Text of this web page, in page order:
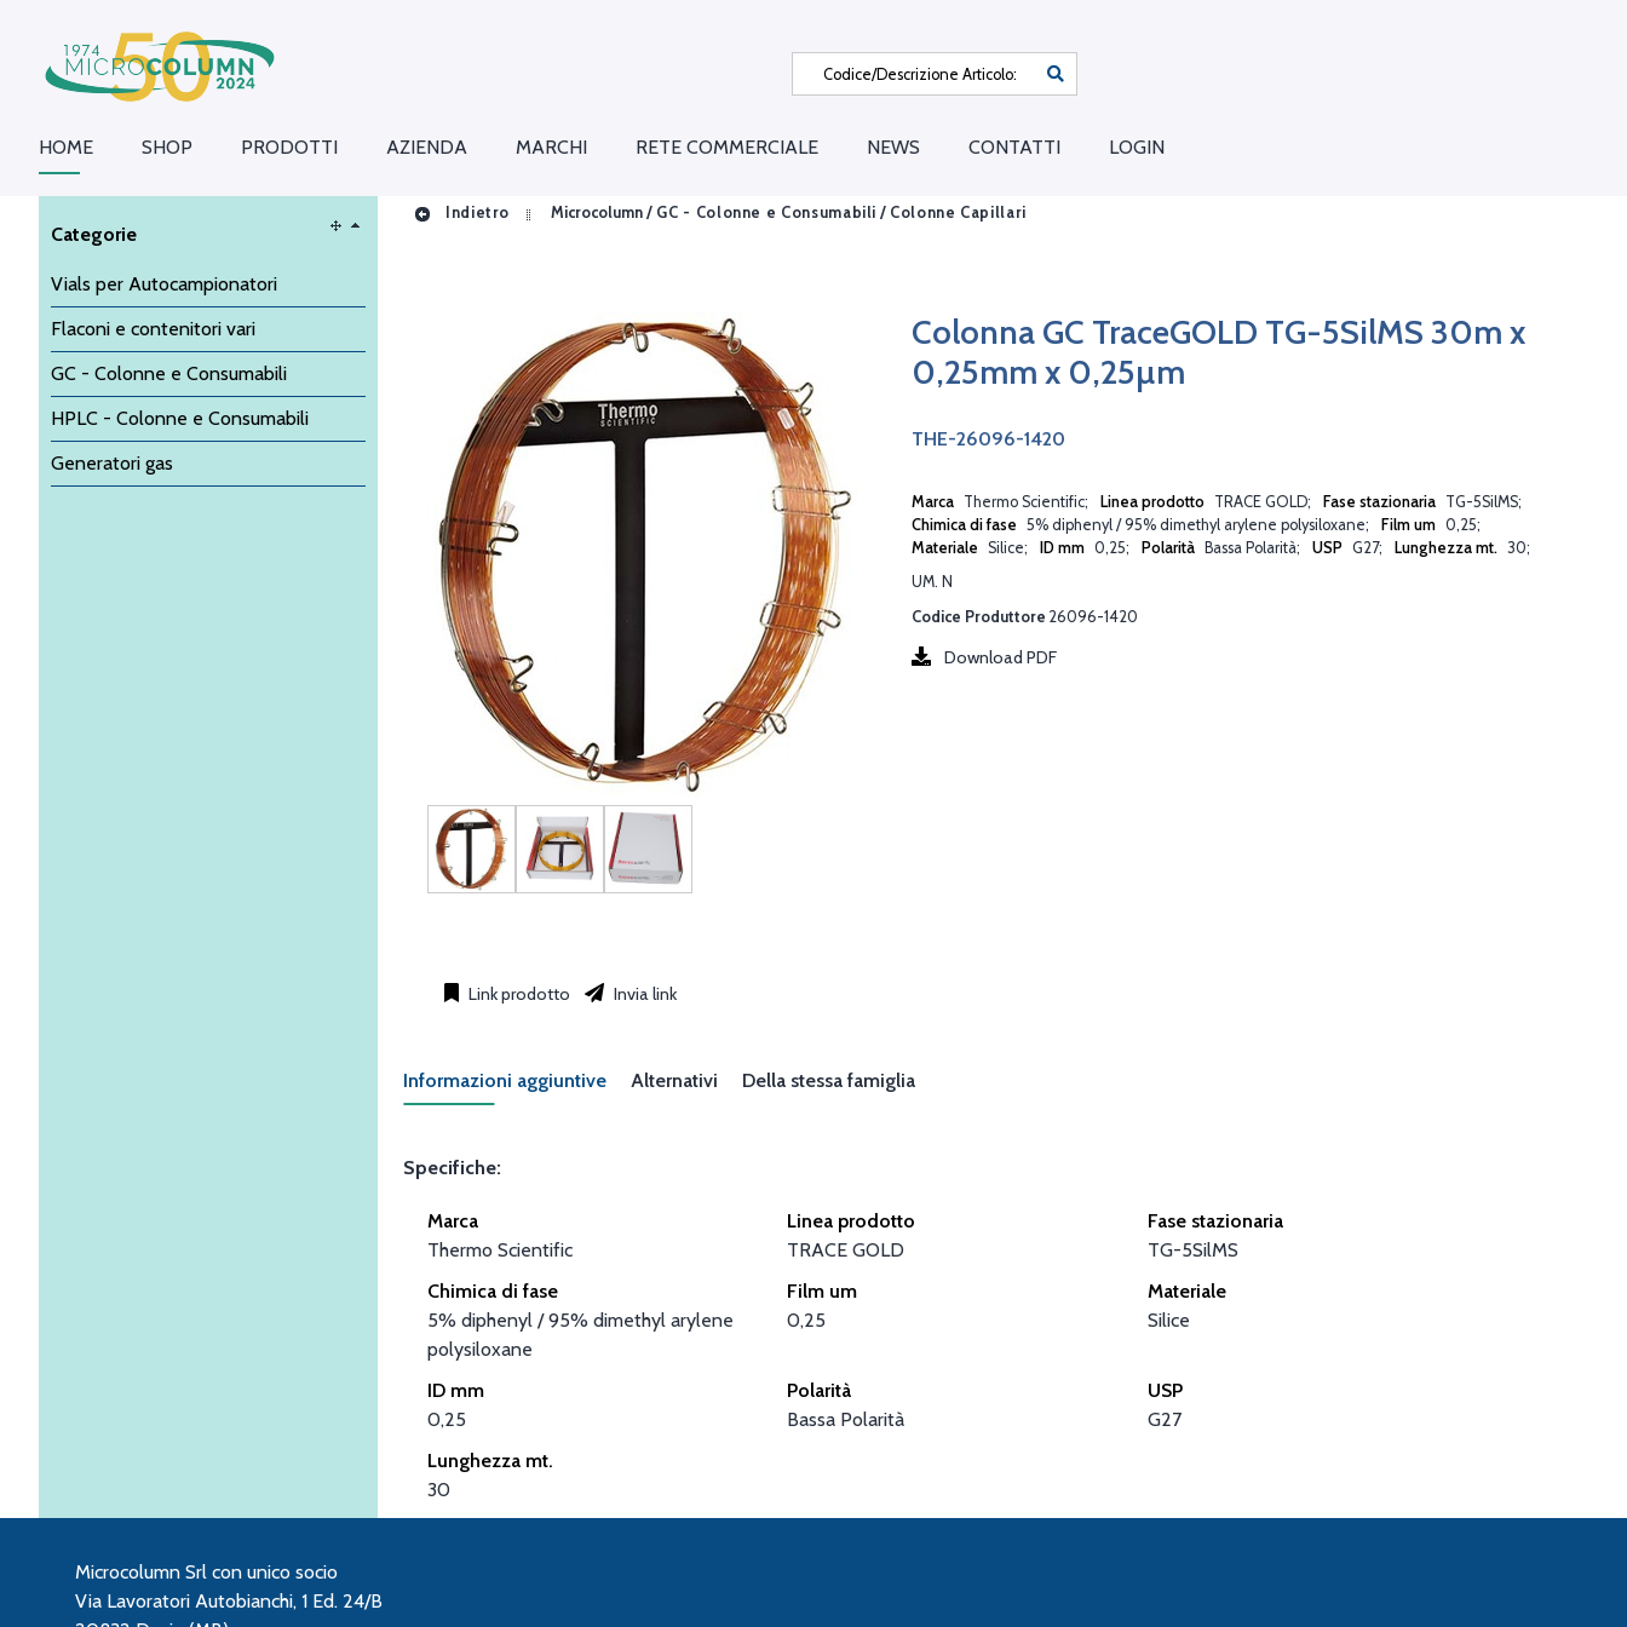
HOME SHOP PRODOTTI AZIENDA MARCHI RETE COMMERCIALE NEWS CONTATTI LOGIN
Categorie
Vials per Autocampionatori
Flaconi e contenitori vari
GC - Colonne e Consumabili
HPLC - Colonne e Consumabili
Generatori gas
Indietro Microcolumn / GC - Colonne e Consumabili / Colonne Capillari
Colonna GC TraceGOLD TG-5SilMS 30m x
0,25mm x 0,25µm
THE-26096-1420
Marca Thermo Scientific Linea prodotto TRACE GOLD Fase stazionaria TG-5SilMS
Chimica di fase 5% diphenyl / 95% dimethyl arylene polysiloxane Film um 0,25
Materiale Silice ID mm 0,25 Polarità Bassa Polarità USP G27 Lunghezza mt. 30
UM. N
Download PDF
Codice Produttore 26096-1420
Link prodotto Invia link
Informazioni aggiuntive Alternativi Della stessa famiglia
Specifiche:
Marca
Thermo Scientific
Linea prodotto
TRACE GOLD
Fase stazionaria
TG-5SilMS
Chimica di fase
5% diphenyl / 95% dimethyl arylene
polysiloxane
Film um
0,25
Materiale
Silice
ID mm
0,25
Polarità
Bassa Polarità
USP
G27
Lunghezza mt.
30
Microcolumn Srl con unico socio
Via Lavoratori Autobianchi, 1 Ed. 24/B